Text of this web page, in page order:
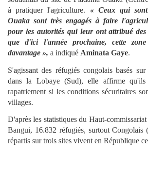
à pratiquer l'agriculture. « Ceux qui
Ouaka sont très engagés à faire
pour les autorités qui leur ont attribué des
que d'ici l'année prochaine, cette
davantage », a indiqué Aminata Gaye.
S'agissant des réfugiés congolais basés
dans la Lobaye (Sud), elle affirme
rapatriement si les conditions sécuritaires
villages.
D'après les statistiques du Haut-
Bangui, 16.832 réfugiés, surtout Congolais
répartis sur trois sites vivent en République